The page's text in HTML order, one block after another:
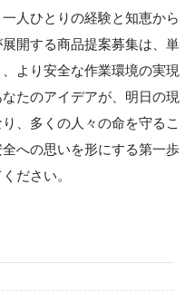
人ひとりの経験と知恵から
開する商品提案募集は、単
より安全な作業環境の実現
たのアイデアが、明日の現
、多くの人々の命を守るこ
への思いを形にする第一歩
ださい。